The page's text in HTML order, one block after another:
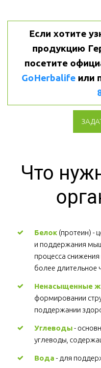
Если хотите
продукцию
GoHerbalife или
Что
Белок (протеин) -
и поддержания
процесса снижения
более длительное
Ненасыщенные
формировании
поддержании
Углеводы -
углеводы,
Вода - для